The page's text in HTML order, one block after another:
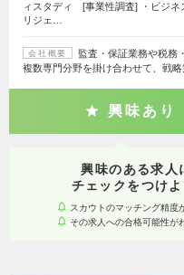
ィスタディ [事業性調査] ・ビジネ
リジェ…
会社概要
監査・保証業務や税務
複数専門分野を掛け合わせて、戦
興味あり
興味のある求人
チェックをつけ
スカウトのマッチング精度
その求人への合格可能性が